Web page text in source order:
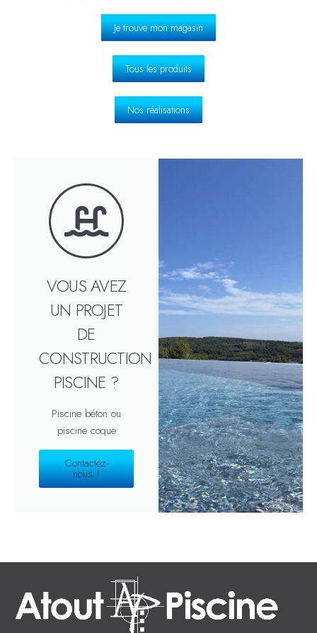
Je trouve mon magasin
Tous les produits
Nos réalisations
VOUS AVEZ
UN PROJET
DE
CONSTRUCTION
PISCINE ?
Piscine béton ou
piscine coque
Contactez-
nous !